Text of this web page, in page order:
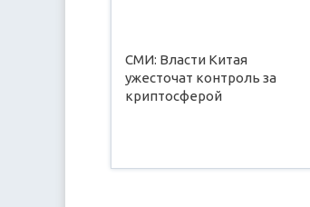
СМИ: Власти Китая
ужесточат контроль за
криптосферой